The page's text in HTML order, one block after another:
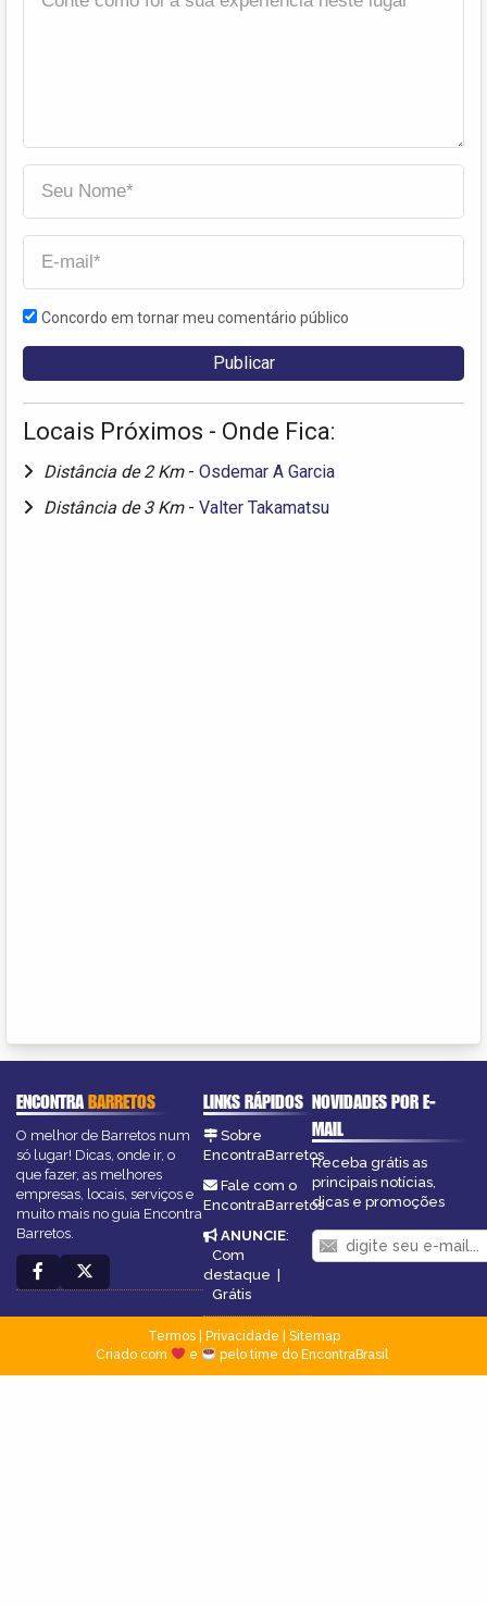
Concordo em tornar meu comentário público
Locais Próximos - Onde Fica:
Distância de 2 Km - Osdemar A Garcia
Distância de 3 Km - Valter Takamatsu
ENCONTRABARRETOS
O melhor de Barretos num
só lugar! Dicas, onde ir, o
que fazer, as melhores
empresas, locais, serviços e
muito mais no guia Encontra
Barretos.
LINKS RÁPIDOS
Sobre
EncontraBarretos
Fale com o
EncontraBarretos
ANUNCIE:
Com
destaque |
Grátis
NOVIDADES POR E-
MAIL
Receba grátis as
principais notícias,
dicas e promoções
Termos| Privacidade
Sitemap
Criado com
e pelo time do EncontraBrasil